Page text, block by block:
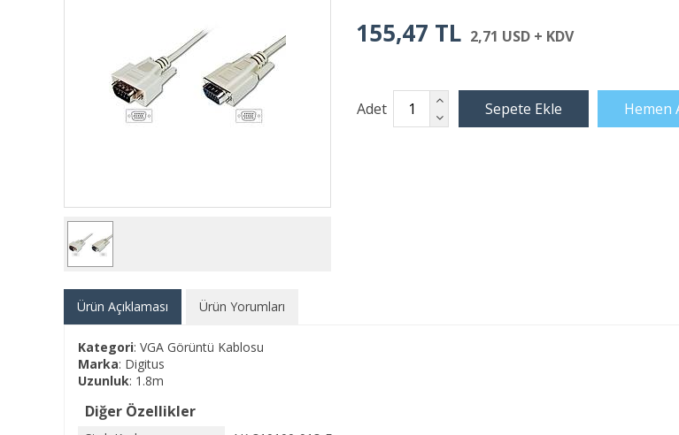
155,47 TL 2,71 USD + KDV
Adet
Ürün Açıklaması Ürün Yorumları
Kategori: VGA Görüntü Kablosu
Marka: Digitus
Uzunluk: 1.8m
Diğer Özellikler